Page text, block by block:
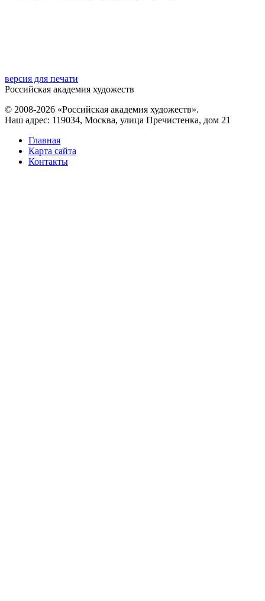
версия для печати
Российская академия художеств
© 2008-2026 «Российская академия художеств».
Наш адрес: 119034, Москва, улица Пречистенка, дом 21
Главная
Карта сайта
Контакты